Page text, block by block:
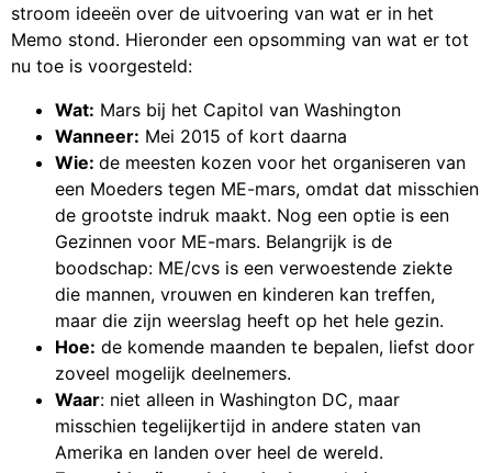
stroom ideeën over de uitvoering van wat er in het
Memo stond. Hieronder een opsomming van wat er tot
nu toe is voorgesteld:
Wat: Mars bij het Capitol van Washington
Wanneer: Mei 2015 of kort daarna
Wie: de meesten kozen voor het organiseren van
een Moeders tegen ME-mars, omdat dat misschien
de grootste indruk maakt. Nog een optie is een
Gezinnen voor ME-mars. Belangrijk is de
boodschap: ME/cvs is een verwoestende ziekte
die mannen, vrouwen en kinderen kan treffen,
maar die zijn weerslag heeft op het hele gezin.
Hoe: de komende maanden te bepalen, liefst door
zoveel mogelijk deelnemers.
Waar: niet alleen in Washington DC, maar
misschien tegelijkertijd in andere staten van
Amerika en landen over heel de wereld.